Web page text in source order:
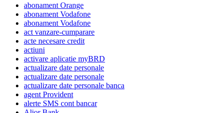
abonament Orange
abonament Vodafone
abonament Vodafone
act vanzare-cumparare
acte necesare credit
actiuni
activare aplicatie myBRD
actualizare date personale
actualizare date personale
actualizare date personale banca
agent Provident
alerte SMS cont bancar